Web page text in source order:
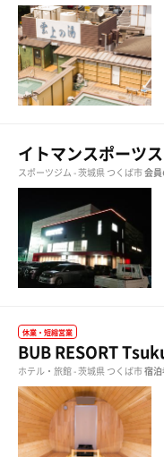
イトマンスポーツ
スポーツジム - 茨城県 つくば市会
休業・短縮営業
BUB RESORT
ホテル・旅館 - 茨城県 つくば市宿